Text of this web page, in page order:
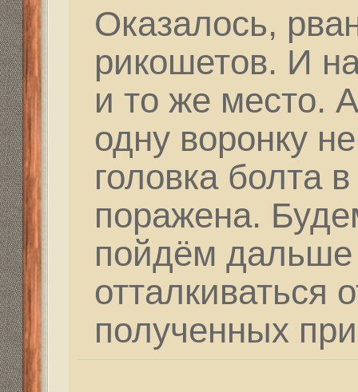
Поищу я ребят,
люминия... Они тогда
изделия... типа как
той винтовке, что ты
Такой... Скелет
коментах писали,
изобретения, они
думаю, что тебе на
бы добротно и
Re: Как и где купить
Дальнобойное-
partizan» 25 фев 2021,